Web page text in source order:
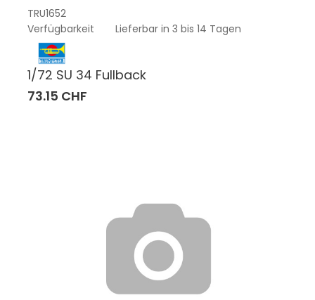
TRU1652
Verfügbarkeit
Lieferbar in 3 bis 14 Tagen
1/72 SU 34 Fullback
73.15 CHF